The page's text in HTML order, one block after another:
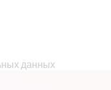
данных